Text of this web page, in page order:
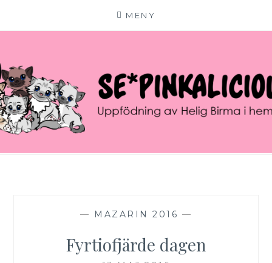
MENY
innehåll
SE*PINKALICIOUS
VÄLKOMMEN TILL VÅR LILLA KATTERIA!
— MAZARIN 2016 —
Fyrtiofjärde dagen